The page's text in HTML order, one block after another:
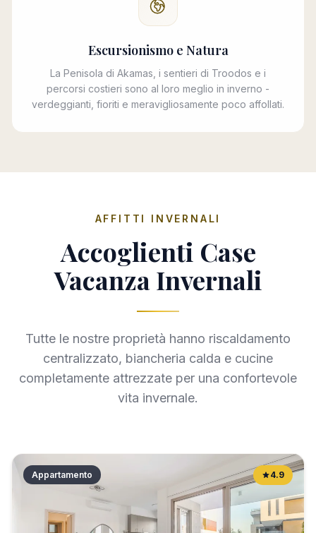
Escursionismo e Natura
La Penisola di Akamas, i sentieri di Troodos e i
percorsi costieri sono al loro meglio in inverno -
verdeggianti, fioriti e meravigliosamente poco affollati.
AFFITTI INVERNALI
Accoglienti Case
Vacanza Invernali
Tutte le nostre proprietà hanno riscaldamento
centralizzato, biancheria calda e cucine
completamente attrezzate per una confortevole
vita invernale.
Appartamento 4.9